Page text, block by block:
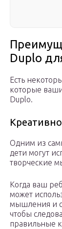
Duplo
Есть
которые
Duplo.
Одним из
дети могут
творческие
Когда ваш
может
мышления и
чтобы
правильные